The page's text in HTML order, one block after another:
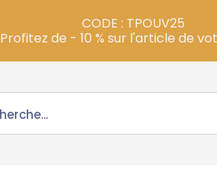
CODE : TPOUV25
Profitez de - 10 % sur l'article de